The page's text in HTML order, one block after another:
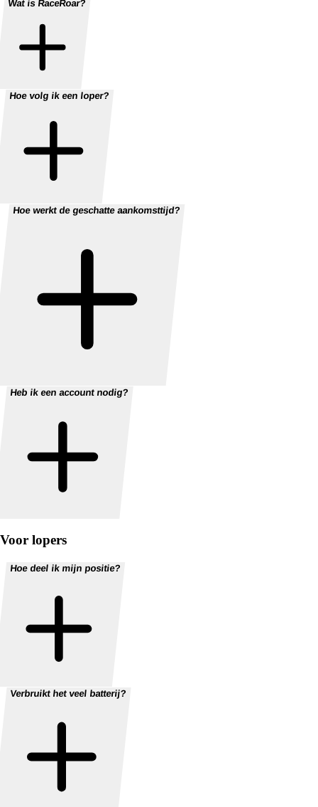
Wat is RaceRoar?
Hoe volg ik een loper?
Hoe werkt de geschatte aankomsttijd?
Heb ik een account nodig?
Voor lopers
Hoe deel ik mijn positie?
Verbruikt het veel batterij?